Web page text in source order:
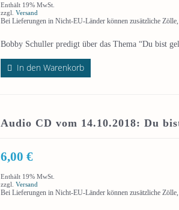
Enthält 19% MwSt.
zzgl. Versand
Bei Lieferungen in Nicht-EU-Länder können zusätzliche
Bobby Schuller predigt über das Thema “Du bist
In den Warenkorb
Audio CD vom 14.10.2018: Du
6,00 €
Enthält 19% MwSt.
zzgl. Versand
Bei Lieferungen in Nicht-EU-Länder können zusätzliche Zölle,